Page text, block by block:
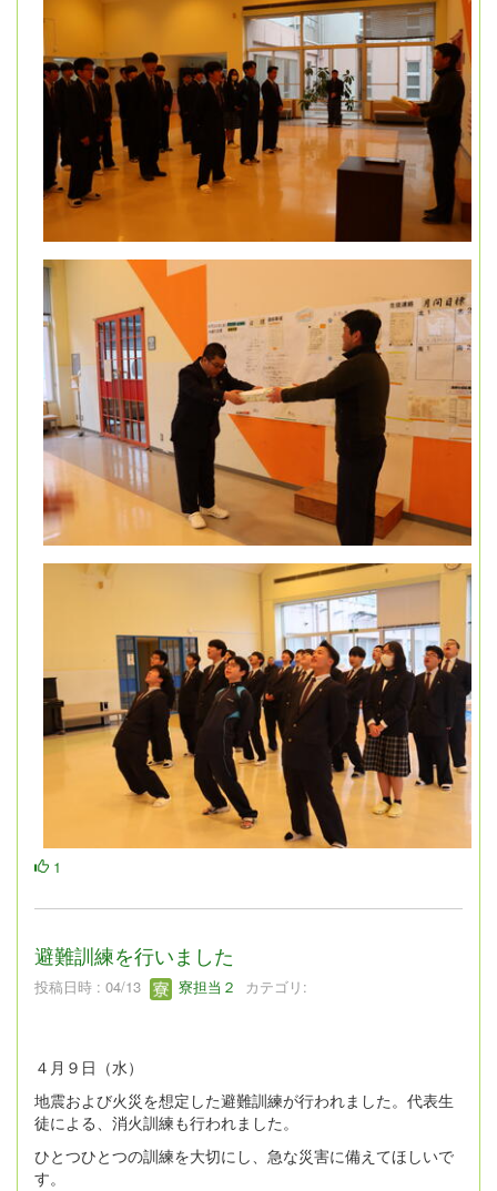
1
避難訓練を行いました
投稿日時 : 04/13 寮担当２ カテゴリ:
４月９日（水）
地震および火災を想定した避難訓練が行われました。代表生
徒による、消火訓練も行われました。
ひとつひとつの訓練を大切にし、急な災害に備えてほしいで
す。